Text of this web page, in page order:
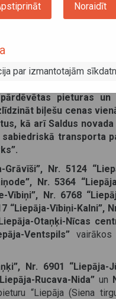
autobusu
reisos maršrutu
pieturas
biļešu cenas
kā arī Saldus novada
transporta
Grāvīši”, Nr. 5124
Nr. 5364
Vībiņi”, Nr. 6768
“Liepāja-Vībiņi-Kalni”,
Otaņķi-Nīcas
Ventspils”
Nr. 6901 “Liepāja-
Rucava-Nida”un
“Liepāja (Siena
Noraidīt
par izmantotajām